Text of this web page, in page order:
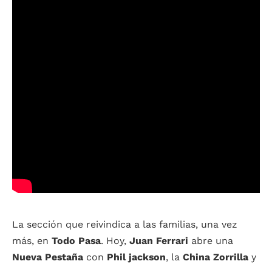
La sección que reivindica a las familias, una vez
más, en Todo Pasa. Hoy, Juan Ferrari abre una
Nueva Pestaña con Phil jackson, la China Zorrilla y